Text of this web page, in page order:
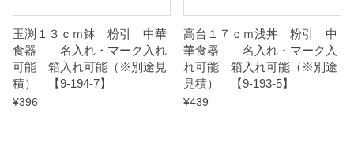
玉渕１３ｃｍ鉢 粉引 中華
食器 名入れ・マーク入れ
可能 箱入れ可能（※別途見
積） 【9-194-7】
¥396
高台１７ｃｍ浅丼 粉引 中
華食器 名入れ・マーク入
れ可能 箱入れ可能（※別途
見積） 【9-193-5】
¥439